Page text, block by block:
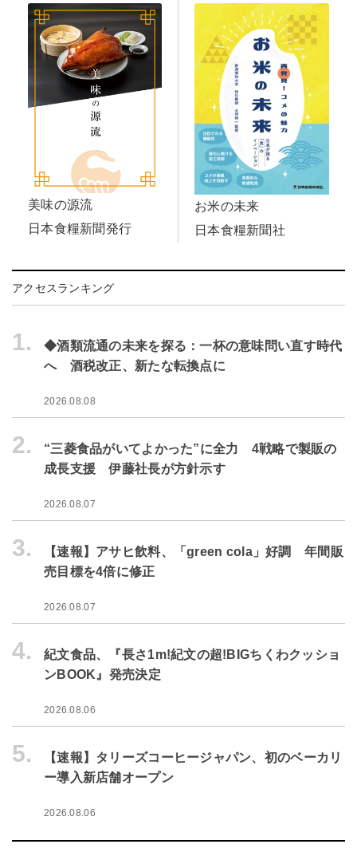
美味の源流
日本食糧新聞発行
お米の未来
日本食糧新聞社
アクセスランキング
1.
◆酒類流通の未来を探る：一杯の意味問い直す時代
へ 酒税改正、新たな転換点に
2026.08.08
2.
“三菱食品がいてよかった”に全力 4戦略で製販の
成長支援 伊藤社長が方針示す
2026.08.07
3.
【速報】アサヒ飲料、「green cola」好調 年間販
売目標を4倍に修正
2026.08.07
4.
紀文食品、『長さ1m!紀文の超!BIGちくわクッショ
ンBOOK』発売決定
2026.08.06
5.
【速報】タリーズコーヒージャパン、初のベーカリ
ー導入新店舗オープン
2026.08.06